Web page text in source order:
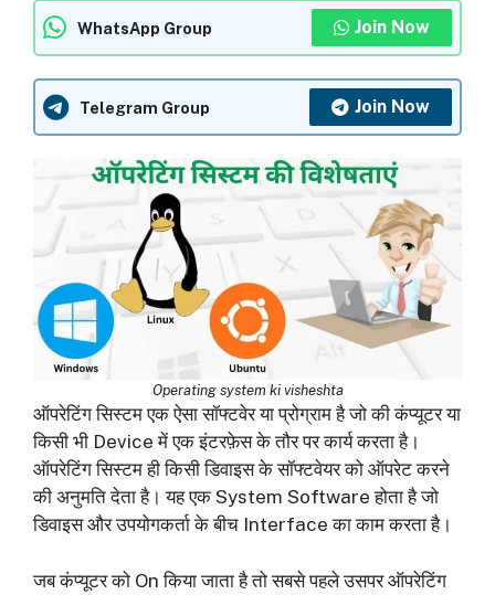
WhatsApp Group Join Now
Telegram Group Join Now
Operating system ki visheshta
ऑपरेटिंग सिस्टम एक ऐसा सॉफ्टवेर या प्रोग्राम है जो की कंप्यूटर या
किसी भी Device में एक इंटरफ़ेस के तौर पर कार्य करता है।
ऑपरेटिंग सिस्टम ही किसी डिवाइस के सॉफ्टवेयर को ऑपरेट करने
की अनुमति देता है। यह एक System Software होता है जो
डिवाइस और उपयोगकर्ता के बीच Interface का काम करता है।
जब कंप्यूटर को On किया जाता है तो सबसे पहले उसपर ऑपरेटिंग